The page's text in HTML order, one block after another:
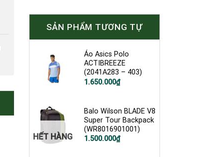
SẢN PHẨM TƯƠNG TỰ
Áo Asics Polo
ACTIBREEZE
(2041A283 – 403)
1.650.000₫
HẾT HÀNG
Balo Wilson BLADE V8
Super Tour Backpack
(WR8016901001)
Giá
1.500.000₫
Giá